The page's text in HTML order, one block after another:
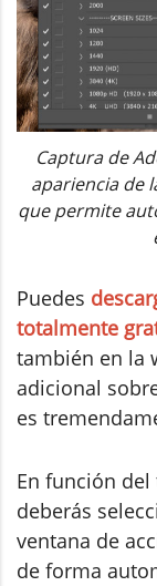
Captura de
apariencia de
que permite
Puedes
totalmente
también en la
adicional
es
En función
deberás
ventana de
de forma